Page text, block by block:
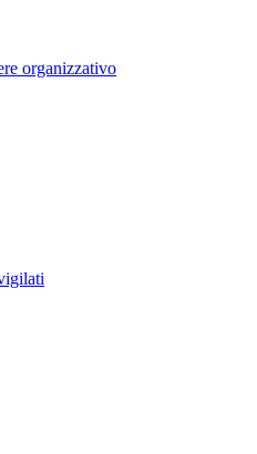
organizzativo